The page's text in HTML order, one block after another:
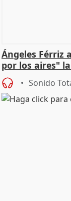
Ángeles Férriz
por los aires"
SMA
Sonido